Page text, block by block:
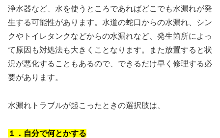
浄水器など、水を使うところであればどこでも水漏れが発
生する可能性があります。水道の蛇口からの水漏れ、シン
クやトイレタンクなどからの水漏れなど、発生箇所によっ
て原因も対処法も大きくことなります。また放置すると状
況が悪化することもあるので、できるだけ早く修理する必
要があります。
水漏れトラブルが起こったときの選択肢は、
１．自分で何とかする